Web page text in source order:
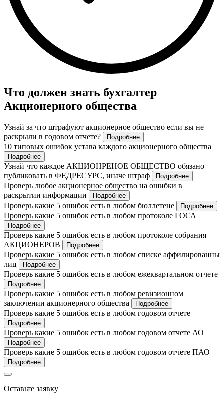
Что должен знать бухгалтер
Акционерного общества
Узнай за что штрафуют акционерное общество если вы не
раскрыли в годовом отчете?
Подробнее
10 типовых ошибок устава каждого акционерного общества
Подробнее
Узнай что каждое АКЦИОНРЕНОЕ ОБЩЕСТВО обязано
публиковать в ФЕДРЕСУРС, иначе штраф
Подробнее
Проверь любое акционерное общество на ошибки в
раскрытии информации
Подробнее
Проверь какие 5 ошибок есть в любом бюллетене Подробнее
Проверь какие 5 ошибок есть в любом протоколе ГОСА
Подробнее
Проверь какие 5 ошибок есть в любом протоколе собрания
АКЦИОНЕРОВ
Подробнее
Проверь какие 5 ошибок есть в любом списке аффилированны
лиц
Подробнее
Проверь какие 5 ошибок есть в любом ежеквартальном отчете
Подробнее
Проверь какие 5 ошибок есть в любом ревизионном
заключении акционерного общества
Подробнее
Проверь какие 5 ошибок есть в любом годовом отчете
Подробнее
Проверь какие 5 ошибок есть в любом годовом отчете АО
Подробнее
Проверь какие 5 ошибок есть в любом годовом отчете ПАО
Подробнее
Оставьте заявку